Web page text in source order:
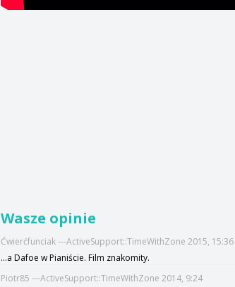
Wasze opinie
Ćwierćfunciak ---ActiveSupport::TimeWithZone 2015, 15:36
...a Dafoe w Pianiście. Film znakomity.
Piotr85 ---ActiveSupport::TimeWithZone 2014, 9:24